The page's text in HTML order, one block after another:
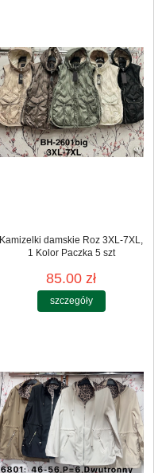
Kamizelki damskie Roz 3XL-7XL,
1 Kolor Paczka 5 szt
85.00 zł
szczegóły